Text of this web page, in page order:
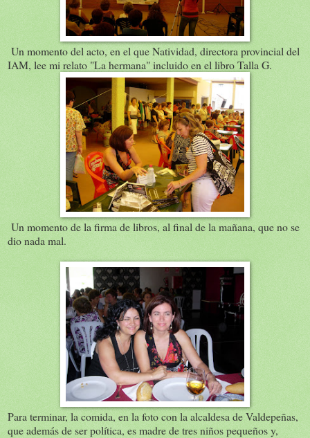
Un momento del acto, en el que Natividad, directora provincial del
IAM, lee mi relato "La hermana" incluido en el libro Talla G.
Un momento de la firma de libros, al final de la mañana, que no se
dio nada mal.
Para terminar, la comida, en la foto con la alcaldesa de Valdepeñas,
que además de ser política, es madre de tres niños pequeños y,